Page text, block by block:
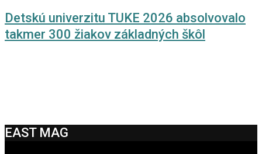
Detskú univerzitu TUKE 2026 absolvovalo
takmer 300 žiakov základných škôl
EAST MAG